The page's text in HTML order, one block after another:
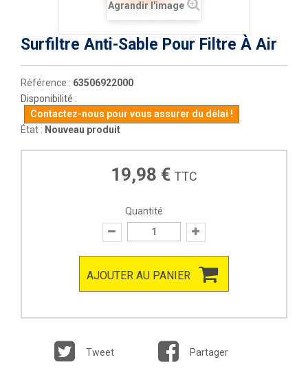
Agrandir l'image
Surfiltre Anti-Sable Pour Filtre À Air
Référence : 63506922000
Disponibilité :
Contactez-nous pour vous assurer du délai !
État : Nouveau produit
19,98 € TTC
Quantité
AJOUTER AU PANIER
Tweet Partager